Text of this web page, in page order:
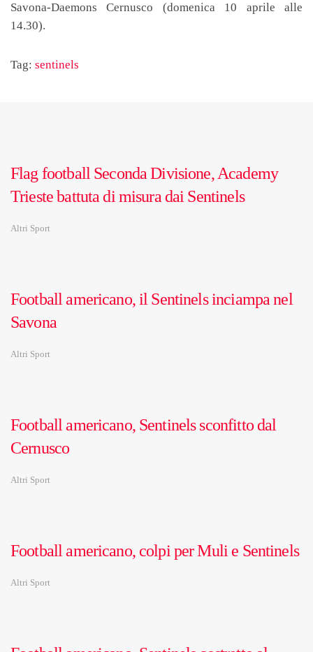
Savona-Daemons Cernusco (domenica 10 aprile alle
14.30).
Tag: sentinels
Flag football Seconda Divisione, Academy
Trieste battuta di misura dai Sentinels
Altri Sport
Football americano, il Sentinels inciampa nel
Savona
Altri Sport
Football americano, Sentinels sconfitto dal
Cernusco
Altri Sport
Football americano, colpi per Muli e Sentinels
Altri Sport